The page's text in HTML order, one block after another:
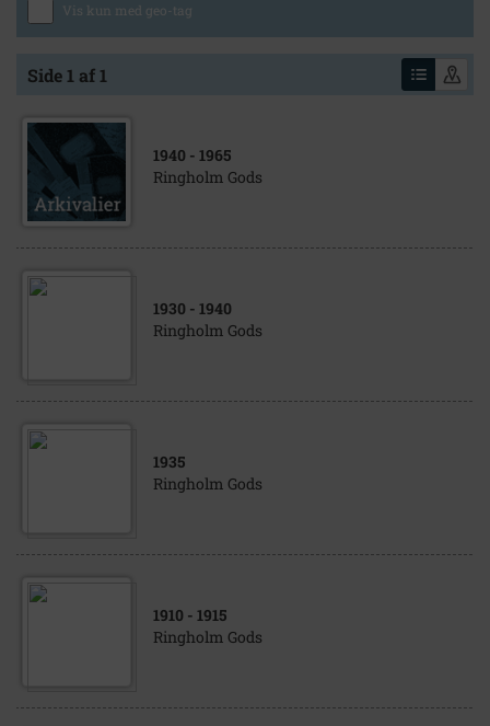
Vis kun med geo-tag
Side 1 af 1
1940 - 1965
Ringholm Gods
1930 - 1940
Ringholm Gods
1935
Ringholm Gods
1910 - 1915
Ringholm Gods